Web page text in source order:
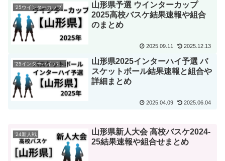
'25ウインターカップ
山形県予選 ウインターカップ
2025高校バスケ結果速報や組合
のまとめ
2025.09.11 2025.12.13
'25インターハイ バスケ
山形県2025インターハイ予選 バ
スケットボール結果速報と組合や
詳細まとめ
2025.04.09 2025.06.04
'24新人戦
山形県新人大会 高校バスケ2024-
25結果速報や組合せまとめ